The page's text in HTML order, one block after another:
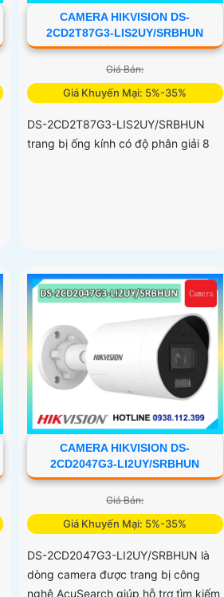
CAMERA HIKVISION DS-
2CD2T87G3-LIS2UY/SRBHUN
Giá Bán:
Giá Khuyến Mại: 5%-35%
DS-2CD2T87G3-LIS2UY/SRBHUN
trang bị ống kính có độ phân giải 8
CAMERA HIKVISION DS-
2CD2047G3-LI2UY/SRBHUN
Giá Bán:
Giá Khuyến Mại: 5%-35%
DS-2CD2047G3-LI2UY/SRBHUN là
dòng camera được trang bị công
nghệ AcuSearch giúp hỗ trợ tìm kiếm